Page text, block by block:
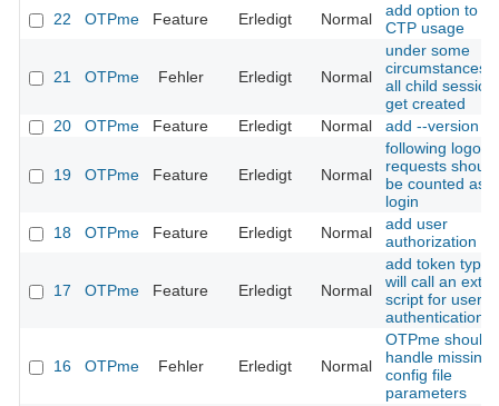
22
OTPme Feature Erledigt Normal
add option to
CTP usage
21 OTPme Fehler Erledigt Normal
under some
circumstances
all child
get created
20
OTPme Feature Erledigt Normal add --version
19 OTPme Feature Erledigt Normal
following logout
requests
be counted as
login
18
OTPme Feature Erledigt Normal
add user
authorization
17 OTPme Feature Erledigt Normal
add token type
will call an
script for user
authentication
16 OTPme Fehler Erledigt Normal
OTPme should
handle missing
config file
parameters